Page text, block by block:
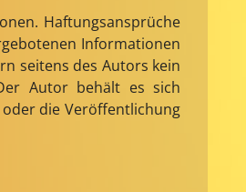
Haftungsansprüche
Informationen
seitens des Autors kein
Autor behält es sich
die Veröffentlichung